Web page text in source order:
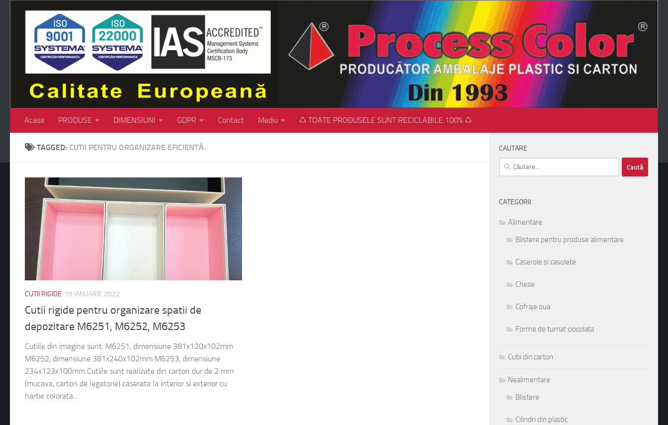
Skip to content
Acasa PRODUSE DIMENSIUNI GDPR Contact Mediu ♺ TOATE PRODUSELE SUNT RECICLABILE 100% ♺
TAGGED: CUTII PENTRU ORGANIZARE EFICIENTĂ.
CUTII RIGIDE 19 IANUARIE 2022
Cutii rigide pentru organizare spatii de
depozitare M6251, M6252, M6253
Cutiile din imagine sunt: M6251, dimensiune 381x120x102mm
M6252, dimensiune 381x240x102mm M6253, dimensiune
234x123x100mm Cutiile sunt realizate din carton dur de 2 mm
(mucava, carton de legatorie) caserata la interior si exterior cu
hartie colorata...
CAUTARE
Caută
după:
CATEGORII
Alimentare
Blistere pentru produse alimentare
Caserole si casolete
Chese
Cofraje oua
Forme de turnat ciocolata
Cutii din carton
Nealimentare
Blistere
Cilindri din plastic